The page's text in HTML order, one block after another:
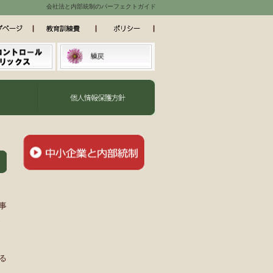
会社法と内部統制のパーフェクトガイド